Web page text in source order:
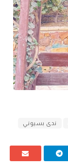
ندى بسيوني